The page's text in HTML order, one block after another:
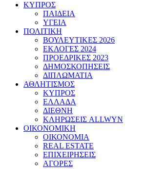
ΚΥΠΡΟΣ
ΠΑΙΔΕΙΑ
ΥΓΕΙΑ
ΠΟΛΙΤΙΚΗ
ΒΟΥΛΕΥΤΙΚΕΣ 2026
ΕΚΛΟΓΕΣ 2024
ΠΡΟΕΔΡΙΚΕΣ 2023
ΔΗΜΟΣΚΟΠΗΣΕΙΣ
ΔΙΠΛΩΜΑΤΙΑ
ΑΘΛΗΤΙΣΜΟΣ
ΚΥΠΡΟΣ
ΕΛΛΑΔΑ
ΔΙΕΘΝΗ
ΚΛΗΡΩΣΕΙΣ ALLWYN
ΟΙΚΟΝΟΜΙΚΗ
ΟΙΚΟΝΟΜΙΑ
REAL ESTATE
ΕΠΙΧΕΙΡΗΣΕΙΣ
ΑΓΟΡΕΣ